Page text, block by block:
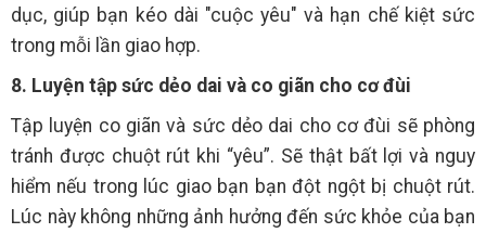
dục, giúp bạn kéo dài "cuộc yêu" và hạn chế kiệt sức
trong mỗi lần giao hợp.
8. Luyện tập sức dẻo dai và co giãn cho cơ đùi
Tập luyện co giãn và sức dẻo dai cho cơ đùi sẽ phòng
tránh được chuột rút khi “yêu”. Sẽ thật bất lợi và nguy
hiểm nếu trong lúc giao bạn bạn đột ngột bị chuột rút.
Lúc này không những ảnh hưởng đến sức khỏe của bạn